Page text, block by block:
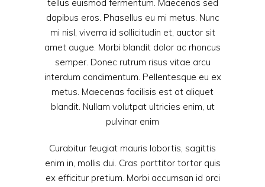
tellus euismod fermentum. Maecenas sed
dapibus eros. Phasellus eu mi metus. Nunc
mi nisl, viverra id sollicitudin et, auctor sit
amet augue. Morbi blandit dolor ac rhoncus
semper. Donec rutrum risus vitae arcu
interdum condimentum. Pellentesque eu ex
metus. Maecenas facilisis est at aliquet
blandit. Nullam volutpat ultricies enim, ut
pulvinar enim
Curabitur feugiat mauris lobortis, sagittis
enim in, mollis dui. Cras porttitor tortor quis
ex efficitur pretium. Morbi accumsan id orci